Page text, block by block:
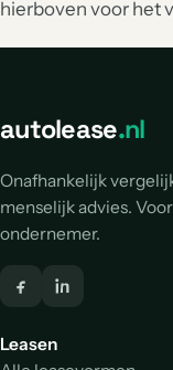
hierboven voor het
autolease.nl
Onafhankelijk
menselijk advies.
ondernemer.
Leasen